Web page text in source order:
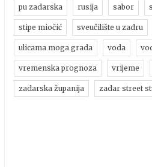
pu zadarska rusija sabor
stipe miočić sveučilište u zadru
ulicama moga grada voda
vremenska prognoza vrijeme
zadarska županija zadar street